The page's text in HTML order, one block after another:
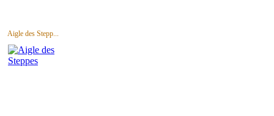
Aigle des Stepp...